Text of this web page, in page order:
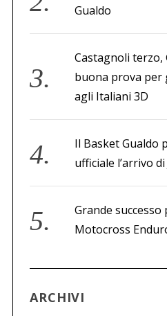
Gualdo
Castagnoli
buona prova per
agli Italiani 3D
Il Basket Gualdo
ufficiale l’arrivo
Grande successo
Motocross
ARCHIVI